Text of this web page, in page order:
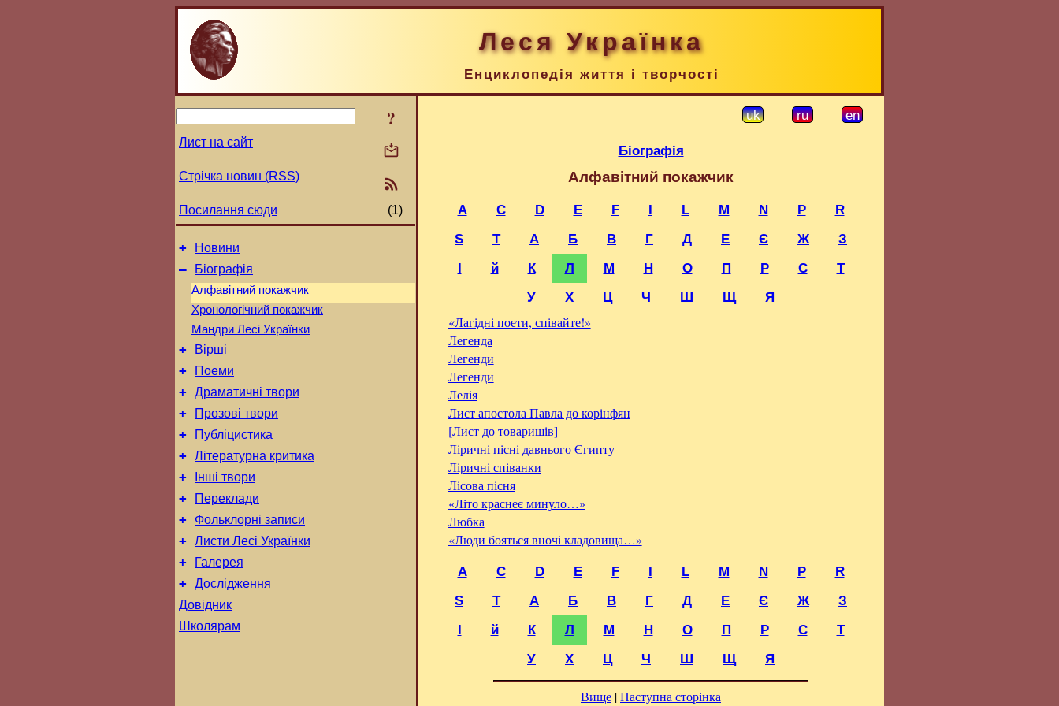
Леся Українка
Енциклопедія життя і творчості
?
Лист на сайт
Стрічка новин (RSS)
Посилання сюди (1)
+ Новини
– Біографія
Алфавітний покажчик
Хронологічний покажчик
Мандри Лесі Українки
+ Вірші
+ Поеми
+ Драматичні твори
+ Прозові твори
+ Публіцистика
+ Літературна критика
+ Інші твори
+ Переклади
+ Фольклорні записи
+ Листи Лесі Українки
+ Галерея
+ Дослідження
Довідник
Школярам
uk ru en
Біографія
Алфавітний покажчик
A C D E F I L M N P
R
S
T А Б В Г Д Е Є Ж
З
І
й К Л М Н О П Р С
Т
У
Х Ц Ч Ш Щ Я
«Лагідні поети, співайте!»
Легенда
Легенди
Легенди
Лелія
Лист апостола Павла до корінфян
[Лист до товаришів]
Ліричні пісні давнього Єгипту
Ліричні співанки
Лісова пісня
«Літо краснеє минуло…»
Любка
«Люди бояться вночі кладовища…»
A C D E F I L M N P
R
S
T А Б В Г Д Е Є Ж
З
І
й К Л М Н О П Р С
Т
У
Х Ц Ч Ш Щ Я
Вище |Наступна сторінка